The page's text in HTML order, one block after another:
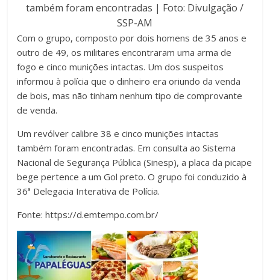
também foram encontradas | Foto: Divulgação /
SSP-AM
Com o grupo, composto por dois homens de 35 anos e
outro de 49, os militares encontraram uma arma de
fogo e cinco munições intactas. Um dos suspeitos
informou à polícia que o dinheiro era oriundo da venda
de bois, mas não tinham nenhum tipo de comprovante
de venda.
Um revólver calibre 38 e cinco munições intactas
também foram encontradas. Em consulta ao Sistema
Nacional de Segurança Pública (Sinesp), a placa da picape
bege pertence a um Gol preto. O grupo foi conduzido à
36ª Delegacia Interativa de Polícia.
Fonte: https://d.emtempo.com.br/